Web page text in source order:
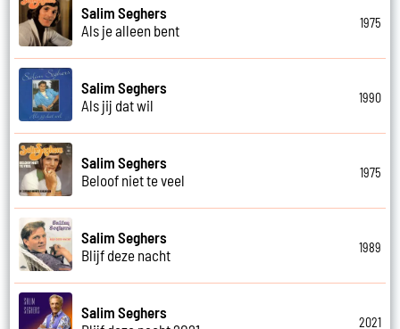
Salim Seghers
Als je alleen bent
1975
Salim Seghers
Als jij dat wil
1990
Salim Seghers
Beloof niet te veel
1975
Salim Seghers
Blijf deze nacht
1989
Salim Seghers
2021